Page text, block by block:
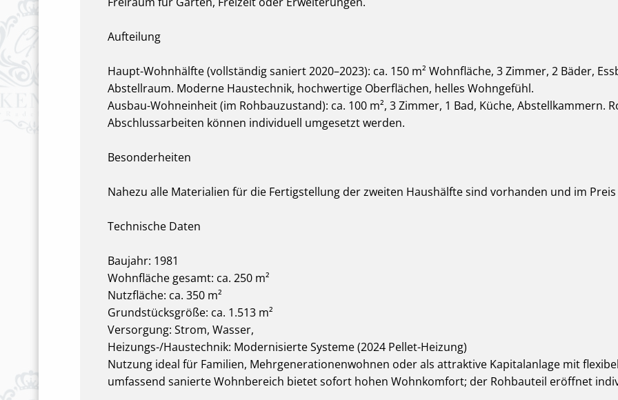
Aufteilung
Haupt-Wohnhälfte (vollständig saniert 2020–2023): ca. 150 m² Wohnfläche, 3 Zimmer, 2 Bäder,
Abstellraum. Moderne Haustechnik, hochwertige Oberflächen, helles Wohngefühl.
Ausbau-Wohneinheit (im Rohbauzustand): ca. 100 m², 3 Zimmer, 1 Bad, Küche, Abstellkammern.
Abschlussarbeiten können individuell umgesetzt werden.
Besonderheiten
Nahezu alle Materialien für die Fertigstellung der zweiten Haushälfte sind vorhanden und im
Technische Daten
Baujahr: 1981
Wohnfläche gesamt: ca. 250 m²
Nutzfläche: ca. 350 m²
Grundstücksgröße: ca. 1.513 m²
Versorgung: Strom, Wasser,
Heizungs-/Haustechnik: Modernisierte Systeme (2024 Pellet-Heizung)
Nutzung ideal für Familien, Mehrgenerationenwohnen oder als attraktive Kapitalanlage mit
umfassend sanierte Wohnbereich bietet sofort hohen Wohnkomfort; der Rohbauteil eröffnet